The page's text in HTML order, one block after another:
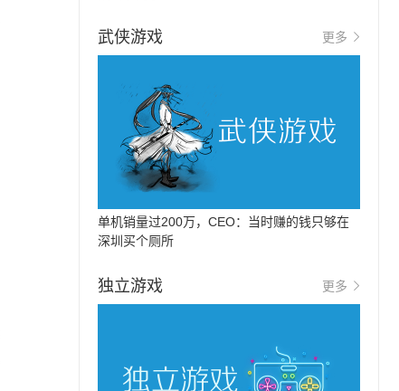
武侠游戏 更多
单机销量过200万，CEO：当时赚的钱只够在
深圳买个厕所
独立游戏 更多